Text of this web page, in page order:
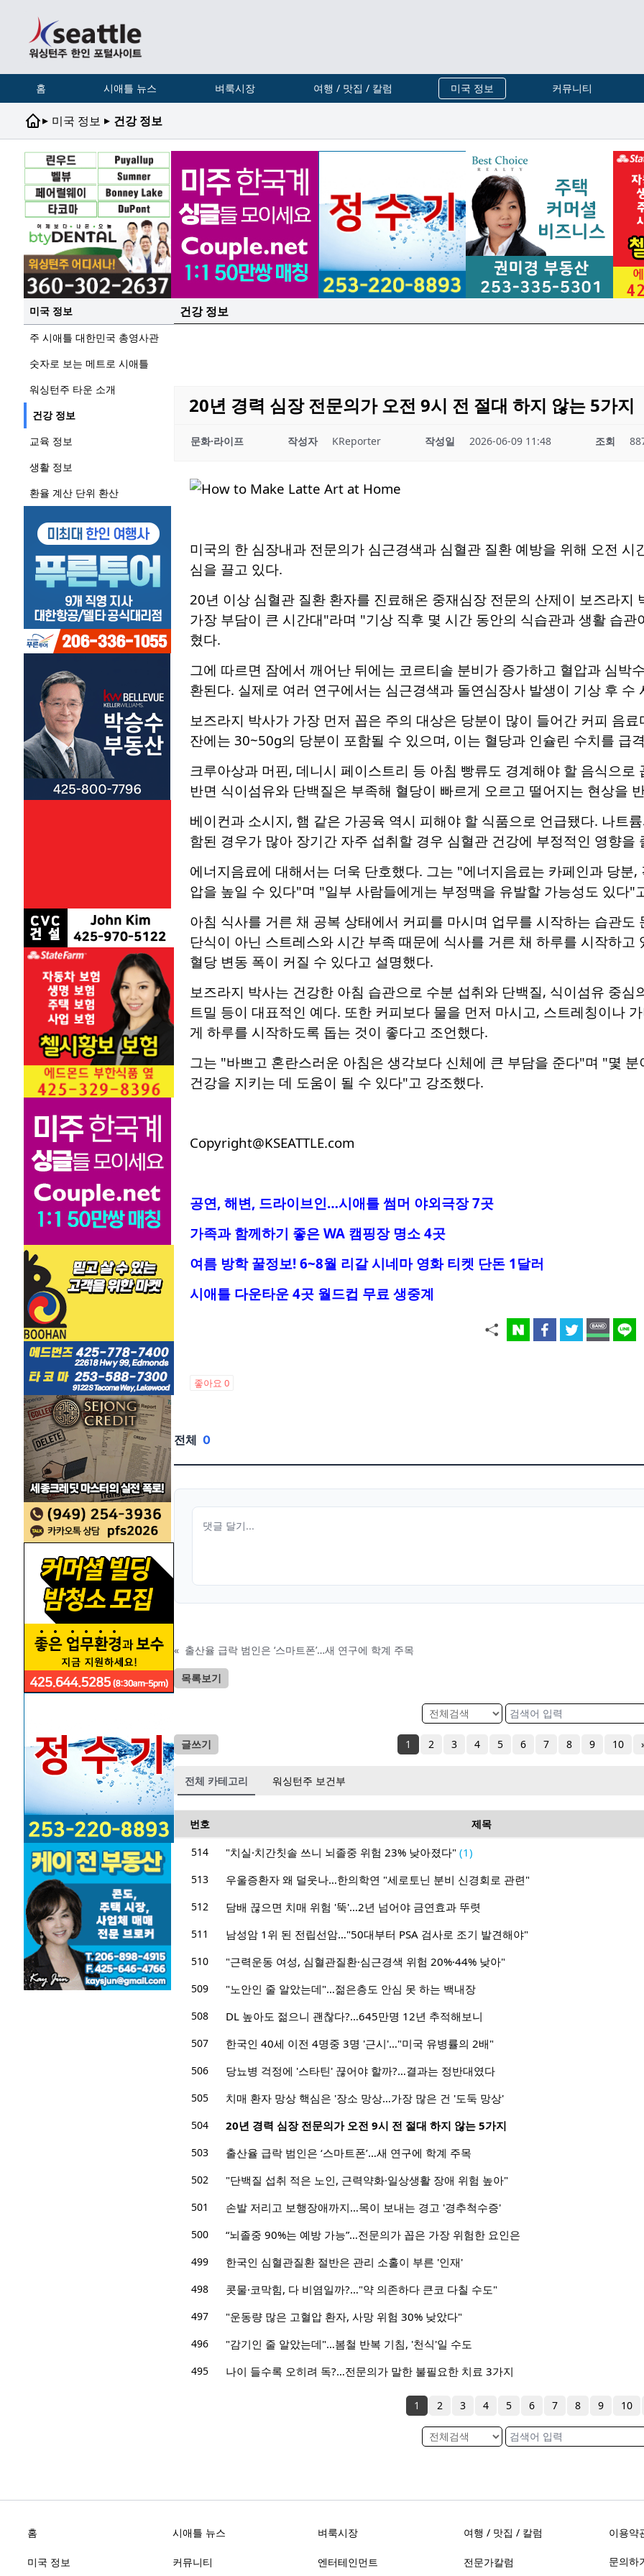
홈 시애틀 뉴스 벼룩시장 여행 / 맛집 / 칼럼 미국 정보 커뮤니티
▸ 미국 정보 ▸ 건강 정보
미국 정보
주 시애틀 대한민국 총영사관
숫자로 보는 메트로 시애틀
워싱턴주 타운 소개
건강 정보
교육 정보
생활 정보
환율 계산 단위 환산
건강 정보
20년 경력 심장 전문의가 오전 9시 전 절대 하지 않는 5가지
문화·라이프 작성자 KReporter 작성일 2026-06-09 11:48 조회
미국의 한 심장내과 전문의가 심근경색과 심혈관 질환 예방을 위해 오전
심을 끌고 있다.
20년 이상 심혈관 질환 환자를 진료해온 중재심장 전문의 산제이 보즈라
가장 부담이 큰 시간대"라며 "기상 직후 몇 시간 동안의 식습관과 생활 습
혔다.
그에 따르면 잠에서 깨어난 뒤에는 코르티솔 분비가 증가하고 혈압과 심박
환된다. 실제로 여러 연구에서는 심근경색과 돌연심장사 발생이 기상 후
보즈라지 박사가 가장 먼저 꼽은 주의 대상은 당분이 많이 들어간 커피 음
잔에는 30~50g의 당분이 포함될 수 있으며, 이는 혈당과 인슐린 수치를 급
크루아상과 머핀, 데니시 페이스트리 등 아침 빵류도 경계해야 할 음식으
반면 식이섬유와 단백질은 부족해 혈당이 빠르게 오르고 떨어지는 현상을
베이컨과 소시지, 햄 같은 가공육 역시 피해야 할 식품으로 언급됐다. 나트
함된 경우가 많아 장기간 자주 섭취할 경우 심혈관 건강에 부정적인 영향을
에너지음료에 대해서는 더욱 단호했다. 그는 "에너지음료는 카페인과 당분
압을 높일 수 있다"며 "일부 사람들에게는 부정맥을 유발할 가능성도 있다"
아침 식사를 거른 채 공복 상태에서 커피를 마시며 업무를 시작하는 습관
단식이 아닌 스트레스와 시간 부족 때문에 식사를 거른 채 하루를 시작하
혈당 변동 폭이 커질 수 있다고 설명했다.
보즈라지 박사는 건강한 아침 습관으로 수분 섭취와 단백질, 식이섬유 중
트밀 등이 대표적인 예다. 또한 커피보다 물을 먼저 마시고, 스트레칭이나
게 하루를 시작하도록 돕는 것이 좋다고 조언했다.
그는 "바쁘고 혼란스러운 아침은 생각보다 신체에 큰 부담을 준다"며 "몇
건강을 지키는 데 도움이 될 수 있다"고 강조했다.
Copyright@KSEATTLE.com
공연, 해변, 드라이브인…시애틀 썸머 야외극장 7곳
가족과 함께하기 좋은 WA 캠핑장 명소 4곳
여름 방학 꿀정보! 6~8월 리갈 시네마 영화 티켓 단돈 1달러
시애틀 다운타운 4곳 월드컵 무료 생중계
좋아요 0
전체 0
« 출산율 급락 범인은 ‘스마트폰’…새 연구에 학계 주목
목록보기
글쓰기 1 2 3 4 5 6 7 8 9 10
전체 카테고리 워싱턴주 보건부
번호 제목
514 "치실·치간칫솔 쓰니 뇌졸중 위험 23% 낮아졌다" (1)
513 우울증환자 왜 덜웃나…한의학연 "세로토닌 분비 신경회로 관련"
512 담배 끊으면 치매 위험 '뚝'…2년 넘어야 금연효과 뚜렷
511 남성암 1위 된 전립선암…"50대부터 PSA 검사로 조기 발견해야"
510 "근력운동 여성, 심혈관질환·심근경색 위험 20%·44% 낮아"
509 "노안인 줄 알았는데"…젊은층도 안심 못 하는 백내장
508 DL 높아도 젊으니 괜찮다?…645만명 12년 추적해보니
507 한국인 40세 이전 4명중 3명 '근시'…"미국 유병률의 2배"
506 당뇨병 걱정에 '스타틴' 끊어야 할까?…결과는 정반대였다
505 치매 환자 망상 핵심은 '장소 망상…가장 많은 건 '도둑 망상'
504 20년 경력 심장 전문의가 오전 9시 전 절대 하지 않는 5가지
503 출산율 급락 범인은 ‘스마트폰’…새 연구에 학계 주목
502 "단백질 섭취 적은 노인, 근력약화·일상생활 장애 위험 높아"
501 손발 저리고 보행장애까지…목이 보내는 경고 '경추척수증'
500 “뇌졸중 90%는 예방 가능”…전문의가 꼽은 가장 위험한 요인은
499 한국인 심혈관질환 절반은 관리 소홀이 부른 '인재'
498 콧물·코막힘, 다 비염일까?…"약 의존하다 큰코 다칠 수도"
497 "운동량 많은 고혈압 환자, 사망 위험 30% 낮았다"
496 "감기인 줄 알았는데"…봄철 반복 기침, '천식'일 수도
495 나이 들수록 오히려 독?…전문의가 말한 불필요한 치료 3가지
1 2 3 4 5 6 7 8 9 10
홈 시애틀 뉴스 벼룩시장 여행 / 맛집 / 칼럼
미국 정보 커뮤니티 엔터테인먼트 전문가칼럼
이용약
문의하